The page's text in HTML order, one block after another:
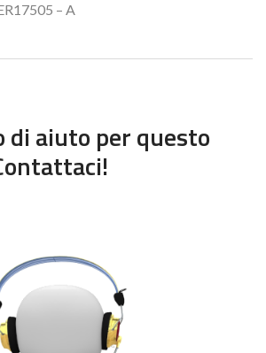
– A
di aiuto per questo